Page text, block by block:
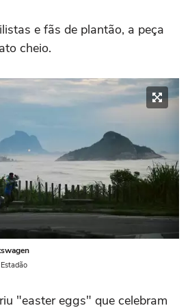
e fãs de plantão, a peça
cheio.
"easter eggs" que celebram